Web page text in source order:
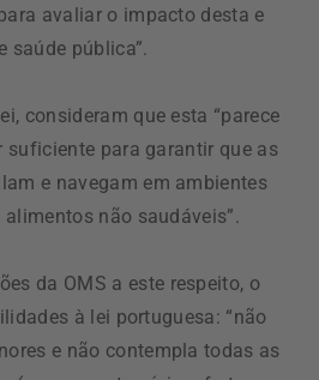
avaliar o impacto desta e
saúde pública”.
consideram que esta “parece
suficiente para garantir que as
e navegam em ambientes
não saudáveis”.
da OMS a este respeito, o
à lei portuguesa: “não
e não contempla todas as